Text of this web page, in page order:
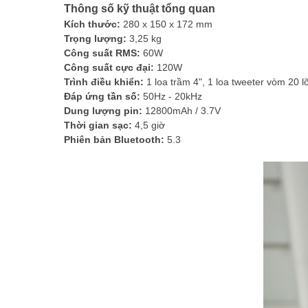
Thông số kỹ thuật tổng quan
Kích thước: 280 x 150 x 172 mm
Trọng lượng: 3,25 kg
Công suất RMS: 60W
Công suất cực đại: 120W
Trình điều khiển: 1 loa trầm 4", 1 loa tweeter vòm 20
Đáp ứng tần số: 50Hz - 20kHz
Dung lượng pin: 12800mAh / 3.7V
Thời gian sạc: 4,5 giờ
Phiên bản Bluetooth: 5.3